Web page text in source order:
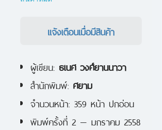
แจ้งเตือนเมื่อมีสินค้า
ผู้เขียน: ธเนศ วงศ์ยานนาวา
สำนักพิมพ์: ศยาม
จำนวนหน้า: 359 หน้า ปกอ่อน
พิมพ์ครั้งที่ 2 — มกราคม 2558